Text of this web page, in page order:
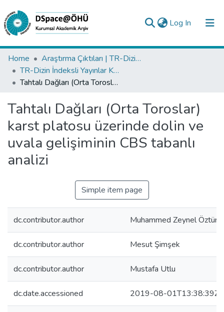
Log In (current)
Collections
All of DSpace
Analyze
Request/Question
Home
Araştırma Çıktıları | TR-Dizin | WoS | Scopus | PubMed
TR-Dizin İndeksli Yayınlar Koleksiyonu
Tahtalı Dağları (Orta Toroslar) karst platosu üzerinde dolin ve uvala gelişiminin CBS tabanlı analizi
Tahtalı Dağları (Orta Toroslar)
karst platosu üzerinde dolin ve
uvala gelişiminin CBS tabanlı
analizi
Simple item page
dc.contributor.author Muhammed Zeynel Öztürk
dc.contributor.author Mesut Şimşek
dc.contributor.author Mustafa Utlu
dc.date.accessioned 2019-08-01T13:38:39Z